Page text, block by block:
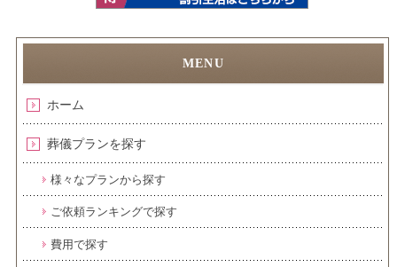
ホーム
葬儀プランを探す
様々なプランから探す
ご依頼ランキングで探す
費用で探す